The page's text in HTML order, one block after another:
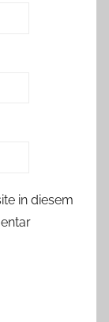
in diesem